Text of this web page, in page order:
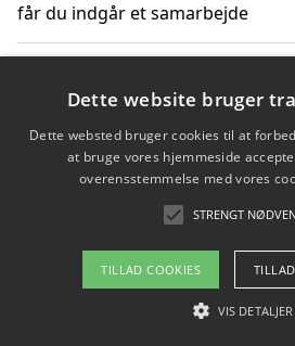
får du indgår et samarbejde
Hold et møde med en
mest professionelle til at
Copyright 2026 -
Om / kontakt
Dette website bruger
Dette websted bruger cookies til at
at bruge vores hjemmeside
overensstemmelse med vores
STRENGT
TILLAD COOKIES
VIS DETALJER